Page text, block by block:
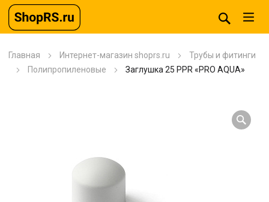
Главная Интернет-магазин shoprs.ru
Трубы и фитинги
Полипропиленовые
Заглушка 25 PPR «PRO AQUA»